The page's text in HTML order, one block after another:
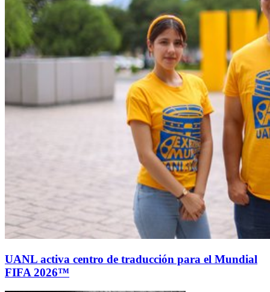
UANL activa centro de traducción para el Mundial
FIFA 2026™